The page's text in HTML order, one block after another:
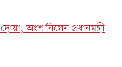
অংশ নিলেন প্রধানমন্ত্রী